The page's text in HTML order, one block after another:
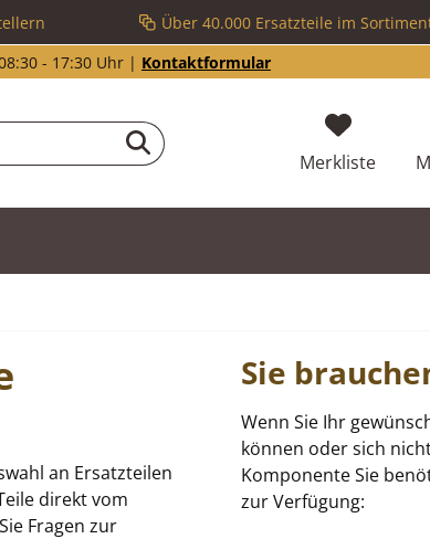
Über 40.000 Ersatzteile im
- 17:30 Uhr | Kontaktformular
MerklisteDu
an Ersatzteilen
direkt vom
Fragen zur
Sie
Wenn Sie Ihr
können oder sich
Komponente Sie
zur Verfügung: